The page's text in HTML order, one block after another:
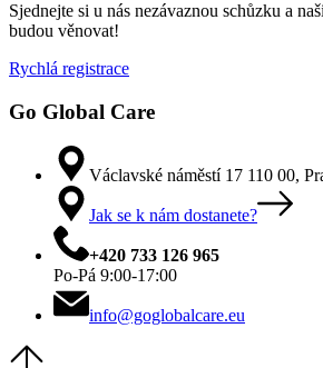
Sjednejte si u nás nezávaznou schůzku a
budou věnovat!
Rychlá registrace
Go Global Care
Václavské náměstí 17 110 00,
Jak se k nám dostanete?
+420 733 126 965
Po‑Pá 9:00‑17:00
info@goglobalcare.eu